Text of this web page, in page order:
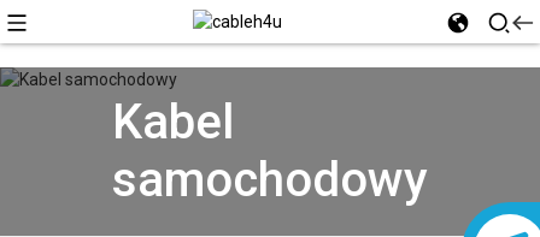
Kabel
samochodowy